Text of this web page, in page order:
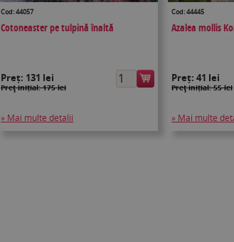
Cod: 44057
Cotoneaster pe tulpină înaltă
Preț: 131 lei
Preţ inițial: 175 lei
» Mai multe detalii
Cod: 44445
Azalea mollis
Preț:41 lei
Preţ inițial: 55 lei
» Mai multe